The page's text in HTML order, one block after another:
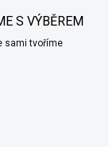
S VÝBĚREM
sami tvoříme